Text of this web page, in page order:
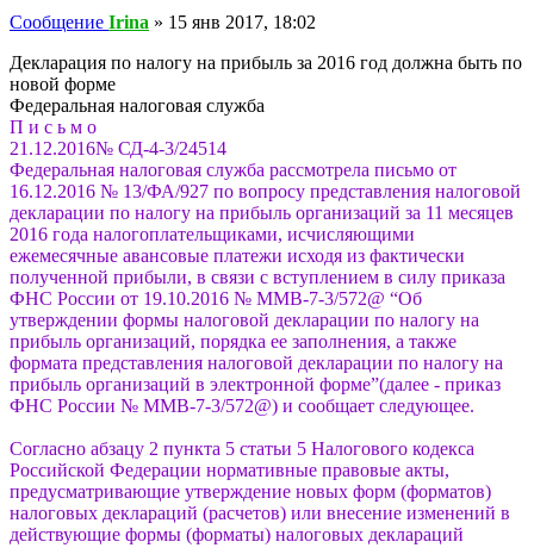
Сообщение Irina » 15 янв 2017, 18:02
Декларация по налогу на прибыль за 2016 год должна быть по
новой форме
Федеральная налоговая служба
П и с ь м о
21.12.2016№ СД-4-3/24514
Федеральная налоговая служба рассмотрела письмо от
16.12.2016 № 13/ФА/927 по вопросу представления налоговой
декларации по налогу на прибыль организаций за 11 месяцев
2016 года налогоплательщиками, исчисляющими
ежемесячные авансовые платежи исходя из фактически
полученной прибыли, в связи с вступлением в силу приказа
ФНС России от 19.10.2016 № ММВ-7-3/572@ “Об
утверждении формы налоговой декларации по налогу на
прибыль организаций, порядка ее заполнения, а также
формата представления налоговой декларации по налогу на
прибыль организаций в электронной форме”(далее - приказ
ФНС России № ММВ-7-3/572@) и сообщает следующее.
Согласно абзацу 2 пункта 5 статьи 5 Налогового кодекса
Российской Федерации нормативные правовые акты,
предусматривающие утверждение новых форм (форматов)
налоговых деклараций (расчетов) или внесение изменений в
действующие формы (форматы) налоговых деклараций